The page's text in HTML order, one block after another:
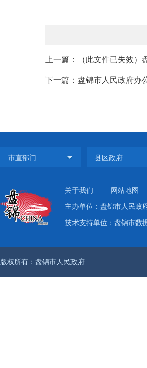
上一篇：（此文件已失效
下一篇：盘锦市人民政府办
关于我们 网站地图
主办单位：盘锦市人民
技术支持单位：盘锦市数
版权所有：盘锦市人民政府